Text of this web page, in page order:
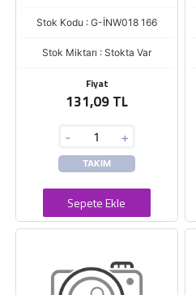
Stok Kodu : G-İNW018 166
Stok Miktarı : Stokta Var
Fiyat
131,09 TL
- +
TAKIM
Sepete Ekle